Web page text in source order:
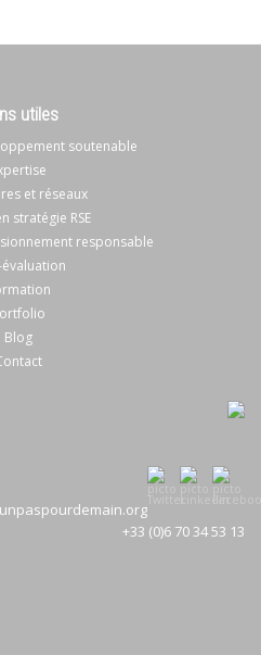
utiles
soutenable
et réseaux
stratégie RSE
responsable
évaluation
Blog
+33 (0)6 70 34 53 13